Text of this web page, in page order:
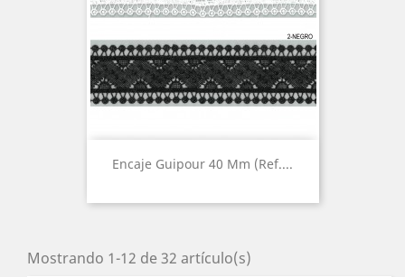
Encaje Guipour 40 Mm (Ref....
Mostrando 1-12 de 32 artículo(s)